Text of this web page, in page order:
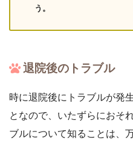
う。
退院後のトラブル
時に退院後にトラブルが発
となので、いたずらにおそ
ブルについて知ることは、